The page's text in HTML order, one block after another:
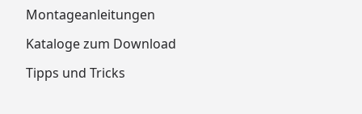
Montageanleitungen
Kataloge zum Download
Tipps und Tricks